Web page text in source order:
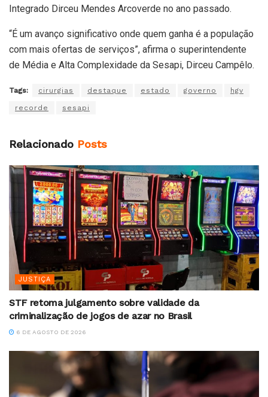
Integrado Dirceu Mendes Arcoverde no ano passado.
“É um avanço significativo onde quem ganha é a população
com mais ofertas de serviços”, afirma o superintendente
de Média e Alta Complexidade da Sesapi, Dirceu Campêlo.
Tags: cirurgias destaque estado governo hgv
recorde sesapi
Relacionado Posts
JUSTIÇA
STF retoma julgamento sobre validade da
criminalização de jogos de azar no Brasil
6 DE AGOSTO DE 2026